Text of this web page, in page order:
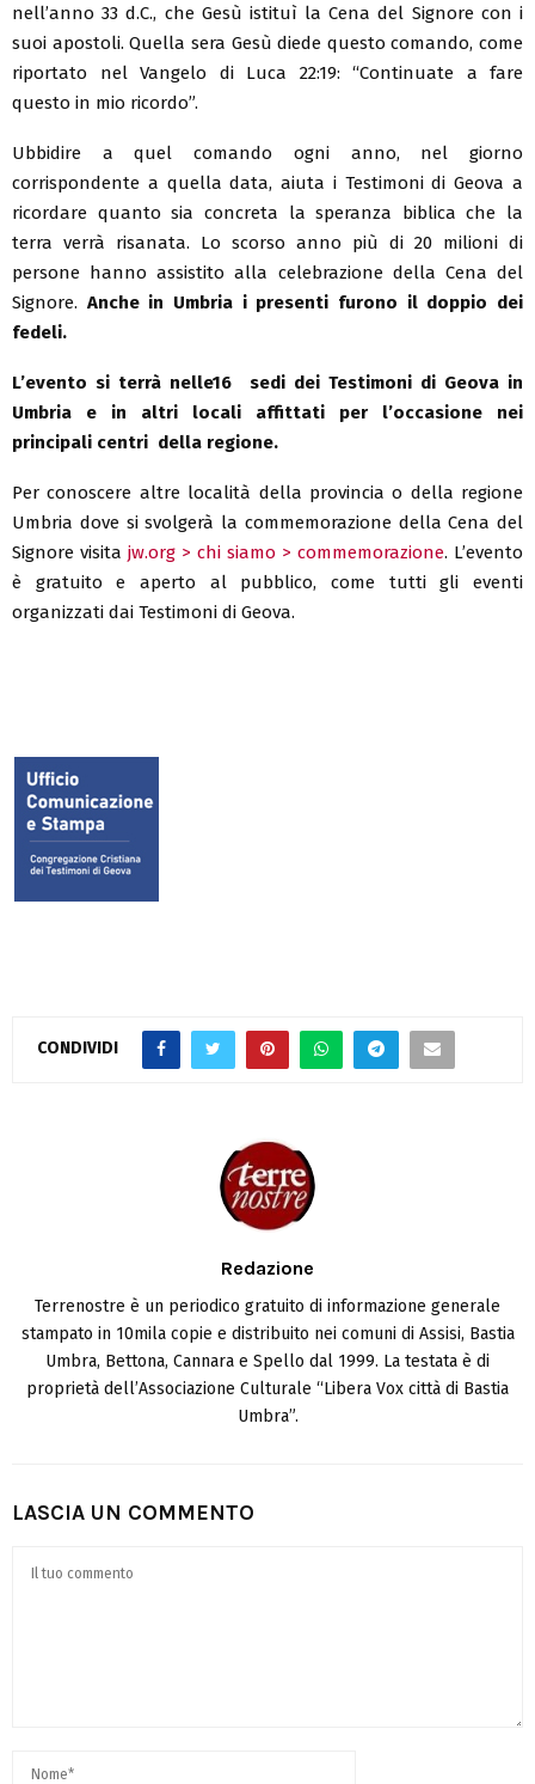
nell’anno 33 d.C., che Gesù istituì la Cena del Signore con i
suoi apostoli. Quella sera Gesù diede questo comando, come
riportato nel Vangelo di Luca 22:19: “Continuate a fare
questo in mio ricordo”.
Ubbidire a quel comando ogni anno, nel giorno
corrispondente a quella data, aiuta i Testimoni di Geova a
ricordare quanto sia concreta la speranza biblica che la
terra verrà risanata. Lo scorso anno più di 20 milioni di
persone hanno assistito alla celebrazione della Cena del
Signore. Anche in Umbria i presenti furono il doppio dei
fedeli.
L’evento si terrà nelle16 sedi dei Testimoni di Geova in
Umbria e in altri locali affittati per l’occasione nei
principali centri della regione.
Per conoscere altre località della provincia o della regione
Umbria dove si svolgerà la commemorazione della Cena del
Signore visita jw.org > chi siamo > commemorazione. L’evento
è gratuito e aperto al pubblico, come tutti gli eventi
organizzati dai Testimoni di Geova.
CONDIVIDI
Redazione
Terrenostre è un periodico gratuito di informazione generale
stampato in 10mila copie e distribuito nei comuni di Assisi, Bastia
Umbra, Bettona, Cannara e Spello dal 1999. La testata è di
proprietà dell’Associazione Culturale “Libera Vox città di Bastia
Umbra”.
LASCIA UN COMMENTO